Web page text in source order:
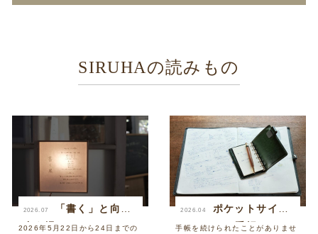
SIRUHAの読みもの
2026.07
「書く」と向き
合う場をつくってみ
2026年5月22日から24日までの
2026.04
ポケットサイズ
のシステム手帳
手帳を続けられたことがありませ